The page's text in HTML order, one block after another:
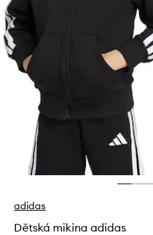
adidas
Dětská mikina adidas